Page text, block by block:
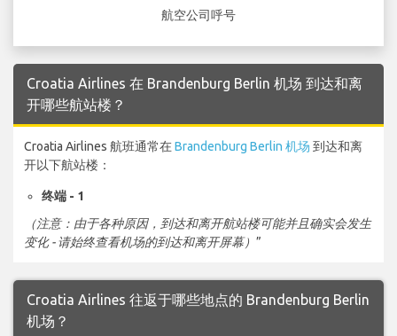
航空公司呼号
Croatia Airlines 在 Brandenburg Berlin 机场 到达和离
开哪些航站楼？
Croatia Airlines 航班通常在Brandenburg Berlin 机场 到达和离
开以下航站楼：
终端 - 1
（注意：由于各种原因，到达和离开航站楼可能并且确实会发生
变化 - 请始终查看机场的到达和离开屏幕） ”
Croatia Airlines 往返于哪些地点的 Brandenburg Berlin
机场？